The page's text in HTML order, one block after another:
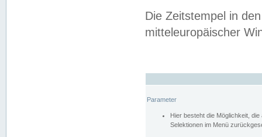
Die Zeitstempel in
mitteleuropäischer
Parameter
Hier besteht die Möglichkeit,
Selektionen im Menü